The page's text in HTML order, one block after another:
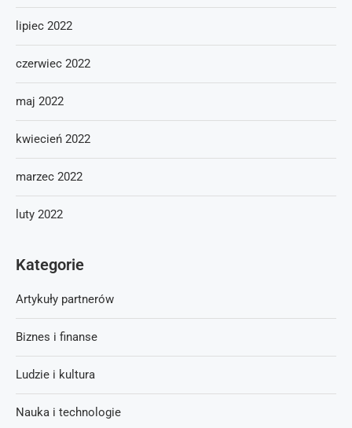
lipiec 2022
czerwiec 2022
maj 2022
kwiecień 2022
marzec 2022
luty 2022
Kategorie
Artykuły partnerów
Biznes i finanse
Ludzie i kultura
Nauka i technologie